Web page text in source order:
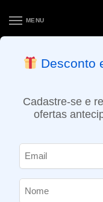
MENU
ENTREGA NO MESMO
Desconto
Cadastre-se e
ofertas